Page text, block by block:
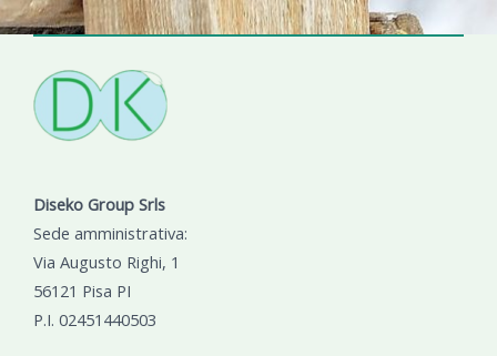
Diseko Group Srls
Sede amministrativa:
Via Augusto Righi, 1
56121 Pisa PI
P.I. 02451440503